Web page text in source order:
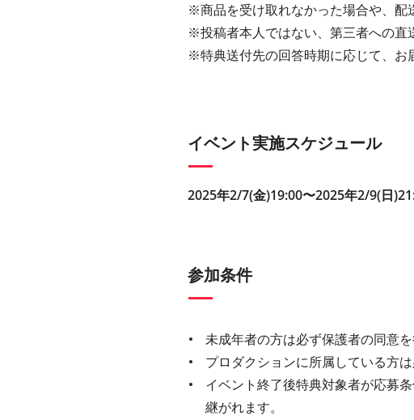
※商品を受け取れなかった場合や、配
※投稿者本人ではない、第三者への直
※特典送付先の回答時期に応じて、お
イベント実施スケジュール
2025年2/7(金)19:00〜2025年2/9(日
参加条件
未成年者の方は必ず保護者の同意を
プロダクションに所属している方
イベント終了後特典対象者が応募
継がれます。